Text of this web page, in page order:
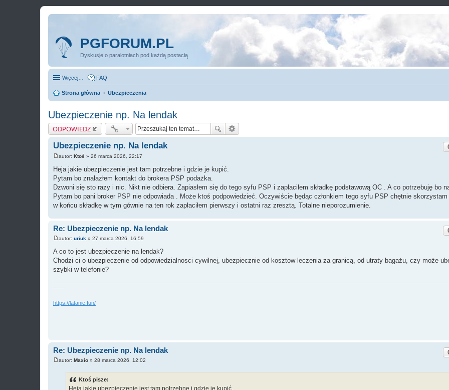
PGFORUM.PL
Dyskusje o paralotniach pod każdą postacią
Więcej… FAQ
Strona główna Ubezpieczenia
Ubezpieczenie np. Na lendak
ODPOWIEDZ
Ubezpieczenie np. Na lendak
o
s
t
autor: Ktoś » 26 marca 2026, 22:17
Heja jakie ubezpieczenie jest tam potrzebne i gdzie je kupić.
Pytam bo znalazłem kontakt do brokera PSP podażka.
Dzwoni się sto razy i nic. Nikt nie odbiera. Zapiasłem się do tego syfu PSP i zapłaciłem składkę podstawową OC . A co potrzebuję bo
Pytam bo pani broker PSP nie odpowiada . Może ktoś podpowiedzieć. Oczywiście będąc członkiem tego syfu PSP chętnie
w końcu składkę w tym gównie na ten rok zapłaciłem pierwszy i ostatni raz zresztą. Totalne nieporozumienie.
Re: Ubezpieczenie np. Na lendak
s
t
autor: uriuk » 27 marca 2026, 16:59
A co to jest ubezpieczenie na lendak?
Chodzi ci o ubezpieczenie od odpowiedzialnosci cywilnej, ubezpiecznie od kosztow leczenia za granicą, od utraty bagażu, czy może
szybki w telefonie?
------
https://latanie.fun/
Re: Ubezpieczenie np. Na lendak
autor: Maxio » 28 marca 2026, 12:02
Ktoś pisze:
Heja jakie ubezpieczenie jest tam potrzebne i gdzie je kupić.